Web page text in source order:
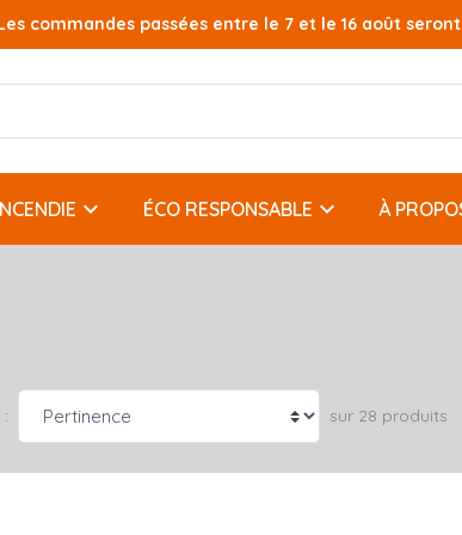
- Les commandes passées entre le 7 et le 16 août
keyboard_arrow_down ÉCO RESPONSABLE keyboard_arrow_down À
sur 28 produits